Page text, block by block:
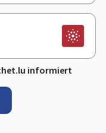
informiert